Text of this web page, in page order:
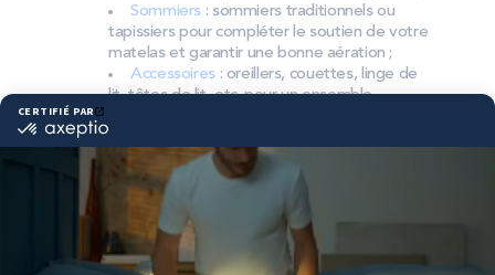
Sommiers : sommiers traditionnels ou
tapissiers pour compléter le soutien de votre
matelas et garantir une bonne aération ;
Accessoires: oreillers, couettes, linge de
lit, têtes de lit, etc. pour un ensemble
Pourquoi choisir Bultex
comme literie ?
Bultex est la marque la plus détenue des Français*.
Un savoir‑faire reconnu, des matériaux maîtrisés et
une fabrication exigeante pour des nuits régulières.